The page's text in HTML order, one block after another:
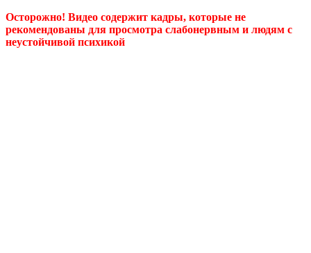
Осторожно! Видео содержит кадры, которые не
рекомендованы для просмотра слабонервным и людям с
неустойчивой психикой